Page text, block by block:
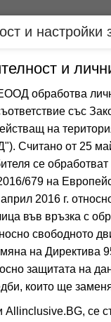
за
курорти
 Сортирай по:
нито
и настройки
и
обработва
със
на
Считано от 25
се обработват
679 на
2016 г.
във връзка с
свободното
на Директива
защитата на
които ще
Allinclusive.BG, се